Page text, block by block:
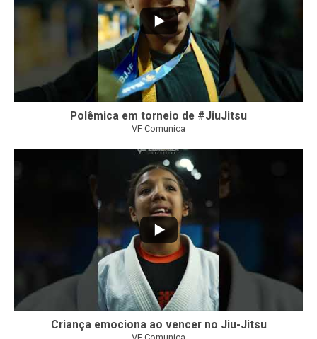
Polêmica em torneio de #JiuJitsu
VF Comunica
Criança emociona ao vencer no Jiu-Jitsu